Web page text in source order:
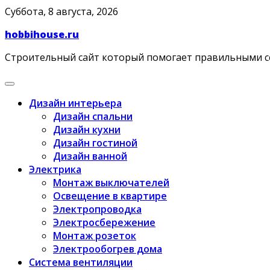
Skip
content
Суббота, 8 августа, 2026
hobbihouse.ru
Строительный сайт который помогает правильными
Дизайн интерьера
Дизайн спальни
Дизайн кухни
Дизайн гостиной
Дизайн ванной
Электрика
Монтаж выключателей
Освещение в квартире
Электропроводка
Электросбережение
Монтаж розеток
Электрообогрев дома
Система вентиляции